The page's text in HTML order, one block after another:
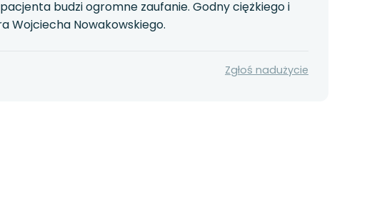
budzi ogromne zaufanie. Godny ciężkiego i
Wojciecha Nowakowskiego.
Zgłoś nadużycie